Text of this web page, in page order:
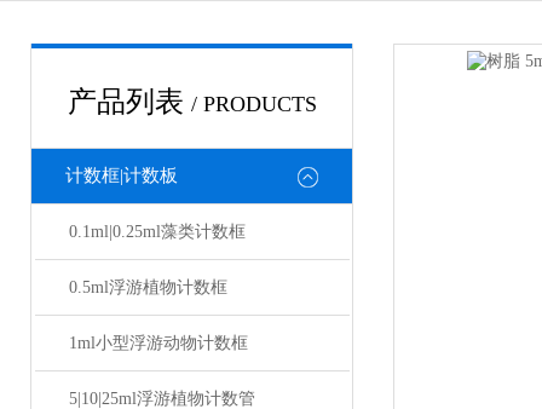
产品列表 / PRODUCTS
计数框|计数板
0.1ml|0.25ml藻类计数框
0.5ml浮游植物计数框
1ml小型浮游动物计数框
5|10|25ml浮游植物计数管